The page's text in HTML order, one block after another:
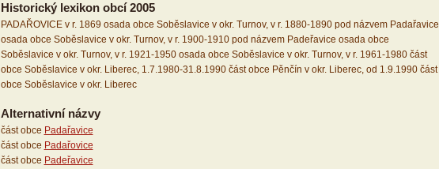
Historický lexikon obcí 2005
PADAŘOVICE v r. 1869 osada obce Soběslavice v okr. Turnov, v r. 1880-1890 pod názvem Padařavice
osada obce Soběslavice v okr. Turnov, v r. 1900-1910 pod názvem Padeřavice osada obce
Soběslavice v okr. Turnov, v r. 1921-1950 osada obce Soběslavice v okr. Turnov, v r. 1961-1980 část
obce Soběslavice v okr. Liberec, 1.7.1980-31.8.1990 část obce Pěnčín v okr. Liberec, od 1.9.1990 část
obce Soběslavice v okr. Liberec
Alternativní názvy
část obce Padařavice
část obce Padařovice
část obce Padeřavice